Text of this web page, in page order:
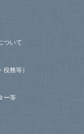
ついて
役務等）
ー等